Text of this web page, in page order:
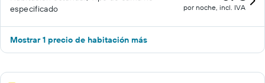
especificado
por noche, incl. IVA
Mostrar 1 precio de habitación más